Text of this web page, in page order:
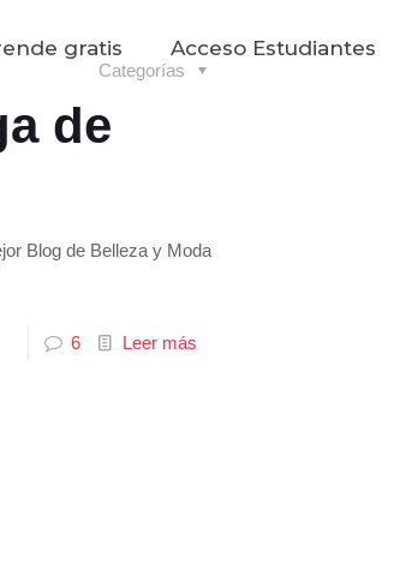
gratis Acceso Estudiantes
Categorías
de
Blog de Belleza y Moda
6 Leer más